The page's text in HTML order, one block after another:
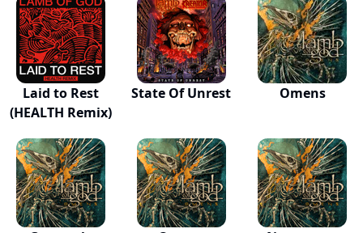
Laid to Rest
(HEALTH Remix)
State Of Unrest Omens